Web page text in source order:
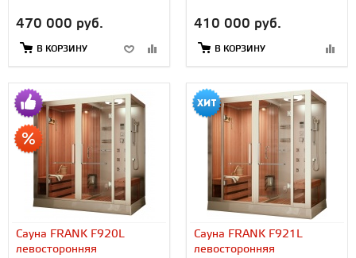
470 000 руб.
В КОРЗИНУ
410 000 руб.
В КОРЗИНУ
Сауна FRANK F920L
левосторонняя
Сауна FRANK F921L
левосторонняя